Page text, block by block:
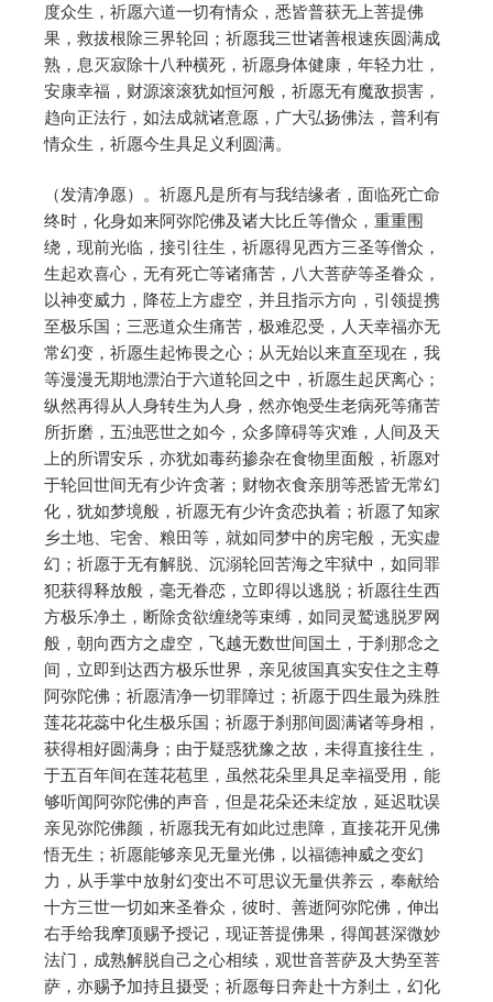
度众生，祈愿六道一切有情众，悉皆普获无上菩提佛
果，救拔根除三界轮回；祈愿我三世诸善根速疾圆满成
熟，息灭寂除十八种横死，祈愿身体健康，年轻力壮，
安康幸福，财源滚滚犹如恒河般，祈愿无有魔敌损害，
趋向正法行，如法成就诸意愿，广大弘扬佛法，普利有
情众生，祈愿今生具足义利圆满。
（发清净愿）。祈愿凡是所有与我结缘者，面临死亡命
终时，化身如来阿弥陀佛及诸大比丘等僧众，重重围
绕，现前光临，接引往生，祈愿得见西方三圣等僧众，
生起欢喜心，无有死亡等诸痛苦，八大菩萨等圣眷众，
以神变威力，降莅上方虚空，并且指示方向，引领提携
至极乐国；三恶道众生痛苦，极难忍受，人天幸福亦无
常幻变，祈愿生起怖畏之心；从无始以来直至现在，我
等漫漫无期地漂泊于六道轮回之中，祈愿生起厌离心；
纵然再得从人身转生为人身，然亦饱受生老病死等痛苦
所折磨，五浊恶世之如今，众多障碍等灾难，人间及天
上的所谓安乐，亦犹如毒药掺杂在食物里面般，祈愿对
于轮回世间无有少许贪著；财物衣食亲朋等悉皆无常幻
化，犹如梦境般，祈愿无有少许贪恋执着；祈愿了知家
乡土地、宅舍、粮田等，就如同梦中的房宅般，无实虚
幻；祈愿于无有解脱、沉溺轮回苦海之牢狱中，如同罪
犯获得释放般，毫无眷恋，立即得以逃脱；祈愿往生西
方极乐净土，断除贪欲缠绕等束缚，如同灵鹫逃脱罗网
般，朝向西方之虚空，飞越无数世间国土，于刹那念之
间，立即到达西方极乐世界，亲见彼国真实安住之主尊
阿弥陀佛；祈愿清净一切罪障过；祈愿于四生最为殊胜
莲花花蕊中化生极乐国；祈愿于刹那间圆满诸等身相，
获得相好圆满身；由于疑惑犹豫之故，未得直接往生，
于五百年间在莲花苞里，虽然花朵里具足幸福受用，能
够听闻阿弥陀佛的声音，但是花朵还未绽放，延迟耽误
亲见弥陀佛颜，祈愿我无有如此过患障，直接花开见佛
悟无生；祈愿能够亲见无量光佛，以福德神威之变幻
力，从手掌中放射幻变出不可思议无量供养云，奉献给
十方三世一切如来圣眷众，彼时、善逝阿弥陀佛，伸出
右手给我摩顶赐予授记，现证菩提佛果，得闻甚深微妙
法门，成熟解脱自己之心相续，观世音菩萨及大势至菩
萨，亦赐予加持且摄受；祈愿每日奔赴十方刹土，幻化